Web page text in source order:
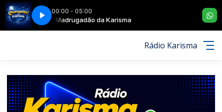
00:00 - 05:00
Madrugadão da Karisma
FLOR DA SERRA - VIRANDO O COPO
Rádio Karisma